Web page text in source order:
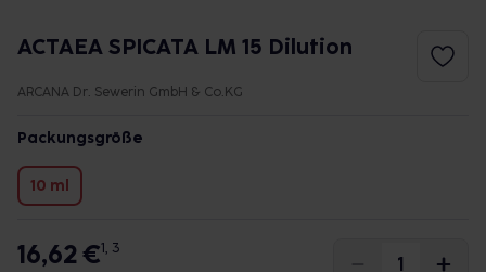
ACTAEA SPICATA LM 15 Dilution
ARCANA Dr. Sewerin GmbH & Co.KG
Packungsgröße
10 ml
16,62 €1, 3